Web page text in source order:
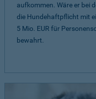
aufkommen. Wäre er bei
die Hundehaftpflicht mit
5 Mio. EUR für
bewahrt.